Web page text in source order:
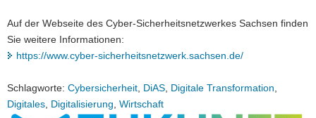
Auf der Webseite des Cyber-Sicherheitsnetzwerkes Sachsen finden
Sie weitere Informationen:
https://www.cyber-sicherheitsnetzwerk.sachsen.de/
Schlagworte: Cybersicherheit, DiAS, Digitale Transformation,
Digitales, Digitalisierung, Wirtschaft